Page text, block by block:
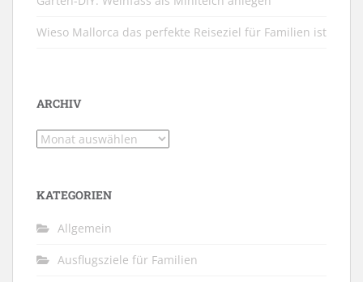
Wieso Mallorca das perfekte Reiseziel für Familien ist
ARCHIV
Archiv
KATEGORIEN
Allgemein
Ausflugsziele für Familien